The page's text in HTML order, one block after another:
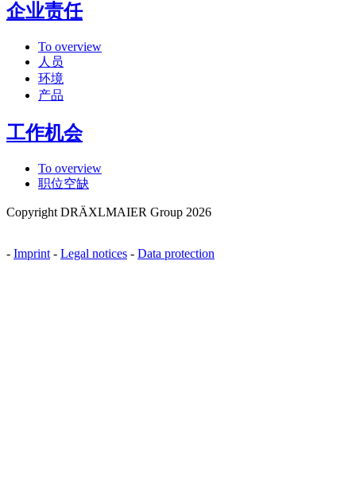
企业责任
To overview
人员
环境
产品
工作机会
To overview
职位空缺
Copyright DRÄXLMAIER Group 2026
- Imprint - Legal notices - Data protection